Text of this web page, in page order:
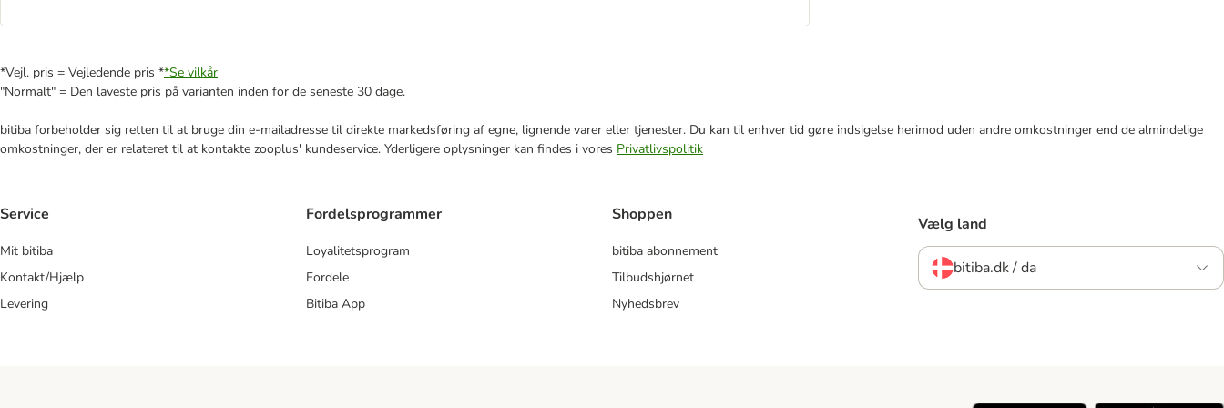
*Vejl. pris = Vejledende pris **Se vilkår
"Normalt" = Den laveste pris på varianten inden for de seneste 30 dage.
bitiba forbeholder sig retten til at bruge din e-mailadresse til direkte markedsføring af egne, lignende varer eller tjenester. Du kan til enhver tid gøre indsigelse herimod uden andre omkostninger end de almindelige
omkostninger, der er relateret til at kontakte zooplus' kundeservice. Yderligere oplysninger kan findes i vores Privatlivspolitik
Service
Mit bitiba
Kontakt/Hjælp
Levering
Fordelsprogrammer
Loyalitetsprogram
Fordele
Bitiba App
Shoppen
bitiba abonnement
Tilbudshjørnet
Nyhedsbrev
Vælg land
bitiba.dk / da